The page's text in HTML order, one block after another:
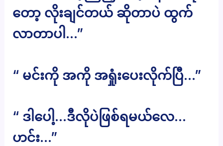
တော့ လိုးချင်တယ် ဆိုတာပဲ ထွက်
လာတာပါ…”
“ မင်းကို အကို အရှုံးပေးလိုက်ပြီ…”
“ ဒါပေါ့…ဒီလိုပဲဖြစ်ရမယ်လေ…
ဟင်း…”